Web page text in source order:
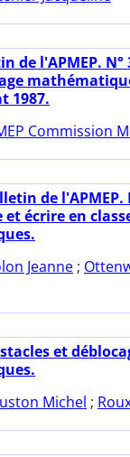
de l'APMEP. N°
1987.
Commission
de l'APMEP.
et écrire en
Jeanne ;
et
Michel ;